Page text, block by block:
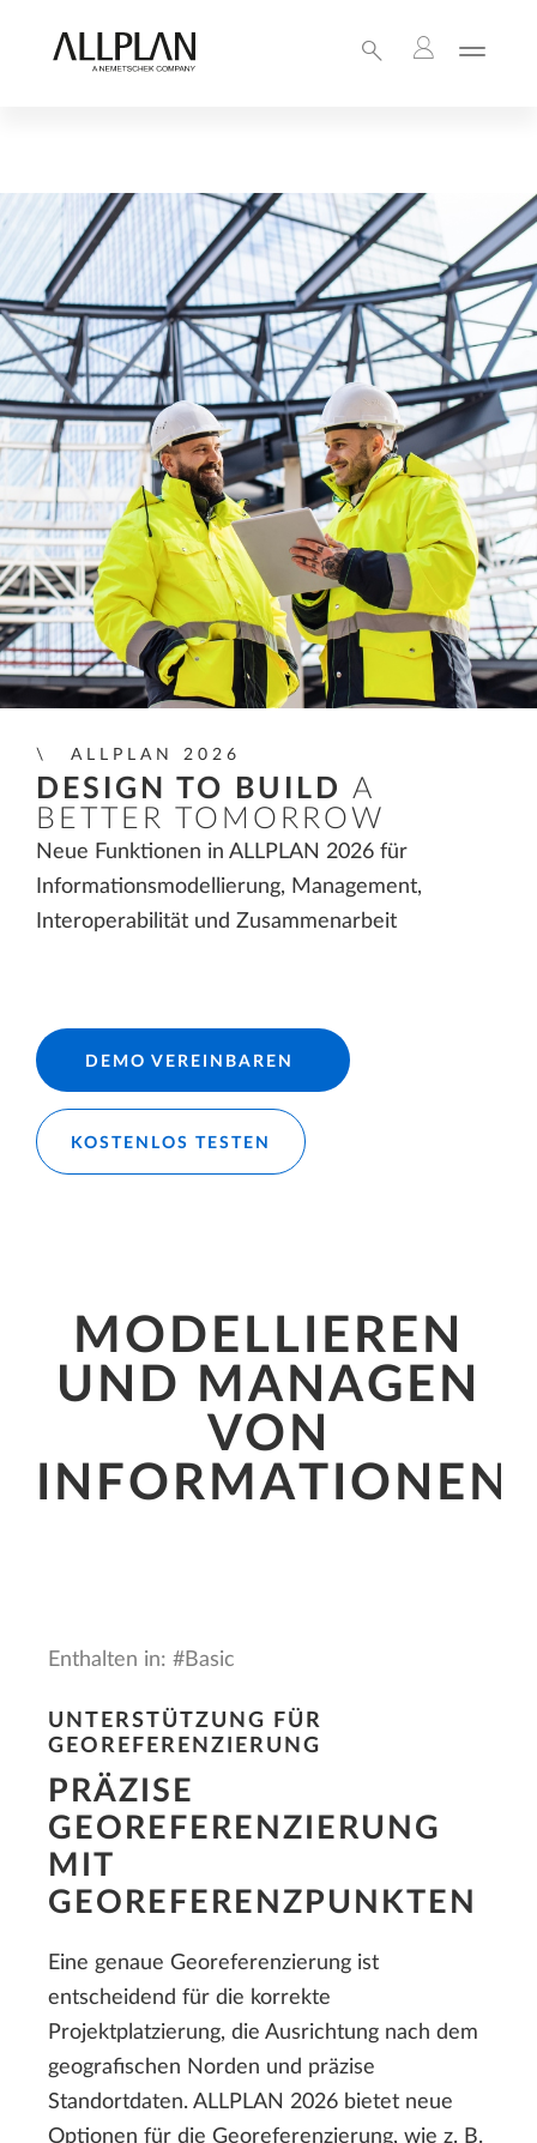
ALLPLAN 2026
DESIGN TO BUILD A
BETTER TOMORROW
Neue Funktionen in ALLPLAN 2026 für
Informationsmodellierung, Management,
Interoperabilität und Zusammenarbeit
DEMO VEREINBAREN
KOSTENLOS TESTEN
MODELLIEREN
UND MANAGEN
VON
INFORMATIONEN
Enthalten in: #Basic
UNTERSTÜTZUNG FÜR
GEOREFERENZIERUNG
PRÄZISE
GEOREFERENZIERUNG
MIT
GEOREFERENZPUNKTEN
Eine genaue Georeferenzierung ist
entscheidend für die korrekte
Projektplatzierung, die Ausrichtung nach dem
geografischen Norden und präzise
Standortdaten. ALLPLAN 2026 bietet neue
Optionen für die Georeferenzierung, wie z. B.